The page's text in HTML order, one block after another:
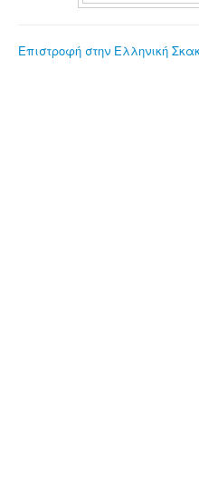
Επιστροφή στην Ελληνική